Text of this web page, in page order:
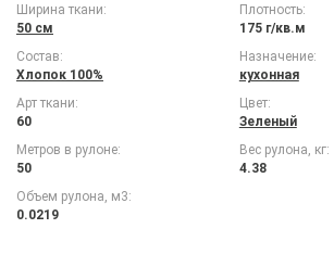
Ширина ткани:
50 см
Плотность:
175 г/кв.м
Состав:
Хлопок 100%
Назначение:
кухонная
Арт ткани:
60
Цвет:
Зеленый
Метров в рулоне:
50
Вес рулона, кг:
4.38
Объем рулона, м3:
0.0219